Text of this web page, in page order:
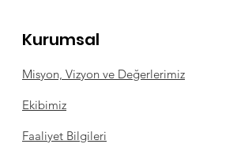
Kurumsal
Misyon, Vizyon ve Değerlerimiz
Ekibimiz
Faaliyet Bilgileri